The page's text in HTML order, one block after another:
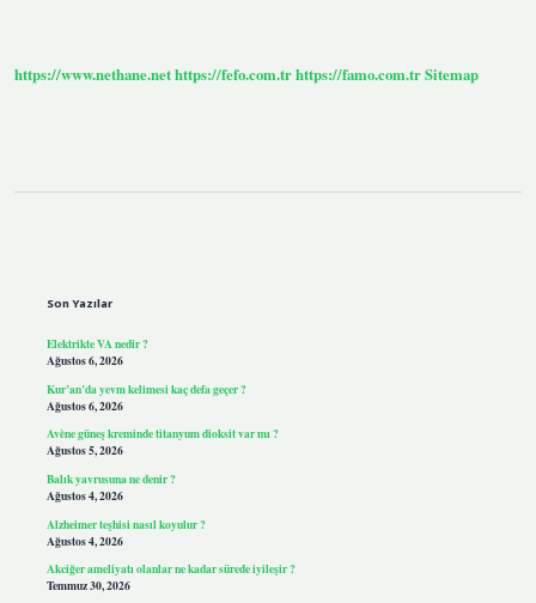
https://www.nethane.nethttps://fefo.com.trhttps://famo.com.trSitemap
Son Yazılar
Elektrikte VA nedir ?
Ağustos 6, 2026
Kur’an’da yevm kelimesi kaç defa geçer ?
Ağustos 6, 2026
Avène güneş kreminde titanyum dioksit var mı ?
Ağustos 5, 2026
Balık yavrusuna ne denir ?
Ağustos 4, 2026
Alzheimer teşhisi nasıl koyulur ?
Ağustos 4, 2026
Akciğer ameliyatı olanlar ne kadar sürede iyileşir ?
Temmuz 30, 2026